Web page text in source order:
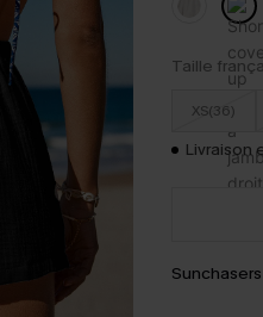
Taille
XS(36)
Livraison